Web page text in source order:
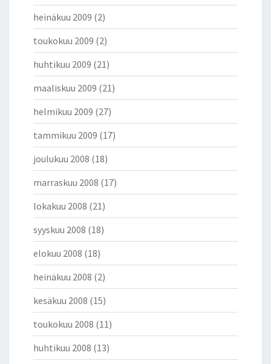
heinäkuu 2009 (2)
toukokuu 2009 (2)
huhtikuu 2009 (21)
maaliskuu 2009 (21)
helmikuu 2009 (27)
tammikuu 2009 (17)
joulukuu 2008 (18)
marraskuu 2008 (17)
lokakuu 2008 (21)
syyskuu 2008 (18)
elokuu 2008 (18)
heinäkuu 2008 (2)
kesäkuu 2008 (15)
toukokuu 2008 (11)
huhtikuu 2008 (13)